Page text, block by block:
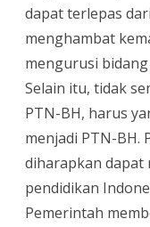
dapat terlepas
menghambat
mengurusi
Selain itu, tidak
PTN-BH, harus
menjadi PTN-BH.
diharapkan dapat
pendidikan
Pemerintah